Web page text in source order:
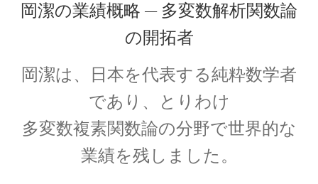
F・W・マイスナー
【ベルリン生まれの物理学者｜磁性を使って超
電導現象を説明】
岡潔の業績概略 — 多変数解析関数論
の開拓者
岡潔は、日本を代表する純粋数学者
であり、とりわけ
多変数複素関数論の分野で世界的な
業績を残しました。